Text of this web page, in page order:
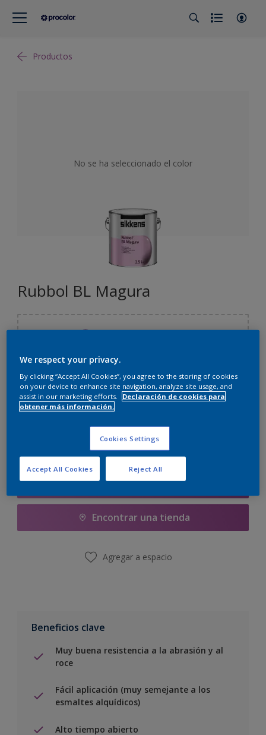
Productos
No se ha seleccionado el color
Rubbol BL Magura
1 litros
1 litros
2.5 litros
Agregar a la lista de deseos
Encontrar una tienda
Agregar a espacio
Beneficios clave
Muy buena resistencia a la abrasión y al
roce
Fácil aplicación (muy semejante a los
esmaltes alquídicos)
Alto tiempo abierto
We respect your privacy.
By clicking “Accept All Cookies”, you agree to the storing of cookies
on your device to enhance site navigation, analyze site usage, and
assist in our marketing efforts.
Declaración de cookies para
obtener más información.
Cookies Settings
Reject All
Accept All Cookies